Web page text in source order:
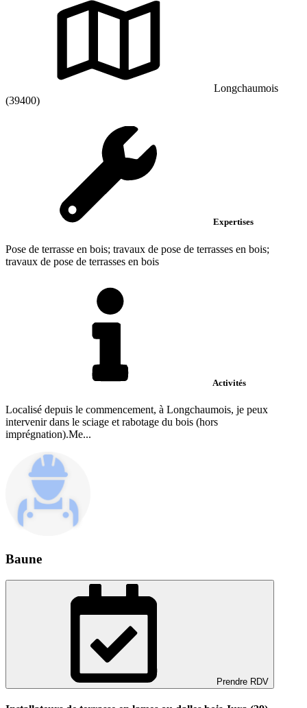
Longchaumois
(39400)
Expertises
Pose de terrasse en bois; travaux de pose de terrasses en bois;
travaux de pose de terrasses en bois
Activités
Localisé depuis le commencement, à Longchaumois, je peux
intervenir dans le sciage et rabotage du bois (hors
imprégnation).Me...
Baune
Prendre RDV